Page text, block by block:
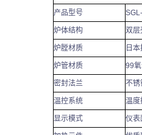
产品型号
炉体结构 双
炉膛材质 日
炉管材质 99
密封法兰 不锈
温控系统 温度
显示模式 仪表